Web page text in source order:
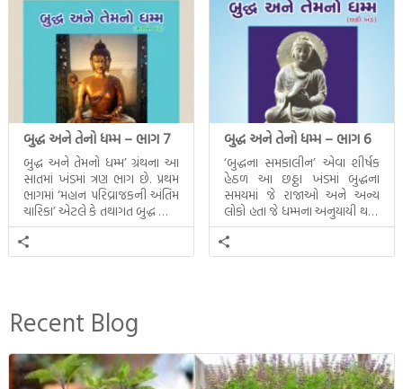
બુદ્ધ અને તેનો ધમ્મ – ભાગ 7
બુદ્ધ અને તેમનો ધમ્મ’ ગ્રંથના આ
સાતમાં ખંડમાં ત્રણ ભાગ છે. પ્રથમ
ભાગમાં ‘મહાન પરિવ્રાજકની અંતિમ
ચારિકા’ એટલે કે તથાગત બુદ્ધ સાથે
સતત પરિભ્રમણ કરતા સહચારીઓ
સાથે ફરી એકવારની
મુલાકાત, બીજા ભાગમાં તથાગતે
ઉત્તરાધિકારી તરીકે સ્થાપે છે તે
દૃશ્યો અંકિત થયાં છે. ટૂંકમાં બુદ્ધનાં
જીવનના અંતિમ દિવસોની યાત્રાનો
પરિપાક જોવા મળે […]
બુદ્ધ અને તેનો ધમ્મ – ભાગ 6
‘બુદ્ધના સમકાલીન’ એવા શીર્ષક
હેઠળ આ છઠ્ઠા ખંડમાં બુદ્ધના
સમયમાં જે રાજાઓ અને અન્ય
લોકો હતા જે ધમ્મના અનુયાયી થયા.
તેમનો અને બુદ્ધ વચ્ચે થયેલો
સત્સંગ વીશે જાણકારી મળે છે.
Recent Blog